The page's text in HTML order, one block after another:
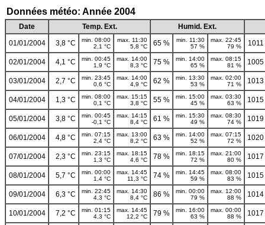
Données météo: Année 2004
Date Temp. Ext.
Humid. Ext.
01/01/2004
3,8 °C
min. 08:00
2,1 °C
max. 11:30
5,8 °C
65 %
min. 11:30
57 %
max. 22:45
79 %
02/01/2004 4,1 °C
min. 00:45
1,9 °C
max. 14:00
8,3 °C
75 %
min. 14:00
65 %
max. 08:15
81 %
03/01/2004 2,7 °C
min. 23:45
0,6 °C
max. 14:00
4,9 °C
62 %
min. 13:30
53 %
max. 02:00
71 %
04/01/2004 1,3 °C
min. 08:00
0,1 °C
max. 15:15
3,8 °C
55 %
min. 15:00
45 %
max. 03:30
63 %
05/01/2004 3,8 °C
min. 00:45
-0,1 °C
max. 14:15
8,4 °C
61 %
min. 15:30
49 %
max. 08:30
74 %
06/01/2004 4,8 °C
min. 07:15
2,4 °C
max. 13:00
8,2 °C
63 %
min. 14:00
52 %
max. 07:15
72 %
07/01/2004 2,3 °C
min. 23:15
1,3 °C
max. 18:15
4,6 °C
78 %
min. 18:15
72 %
max. 21:00
80 %
08/01/2004 5,7 °C
min. 00:00
1,4 °C
max. 14:45
11,3 °C
74 %
min. 14:45
59 %
max. 08:00
83 %
09/01/2004 6,3 °C
min. 22:45
4,3 °C
max. 14:30
8,4 °C
86 %
min. 00:00
79 %
max. 12:00
88 %
10/01/2004 7,2 °C
min. 01:15
4,3 °C
max. 14:45
12,2 °C
79 %
min. 16:00
63 %
max. 00:00
88 %